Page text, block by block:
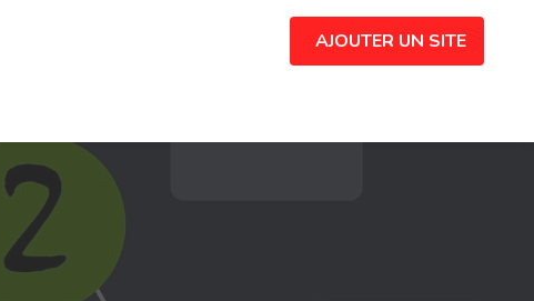
AJOUTER UN SITE